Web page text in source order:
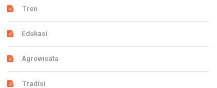
Tren
Edukasi
Agrowisata
Tradisi